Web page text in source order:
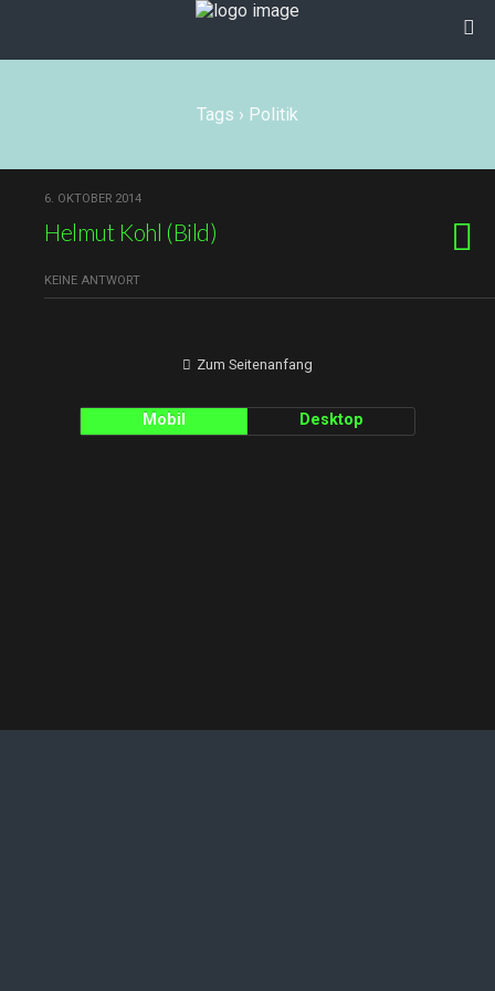
Tags › Politik
6. OKTOBER 2014
Helmut Kohl (Bild)
KEINE ANTWORT
Zum Seitenanfang
Mobil Desktop